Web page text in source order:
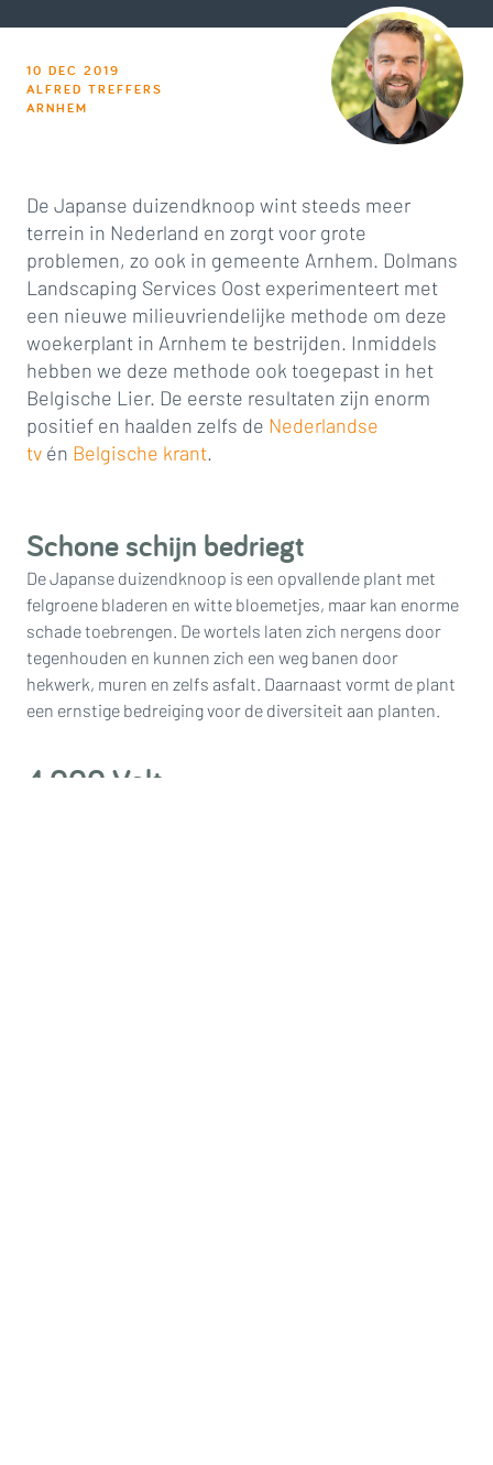
10 DEC 2019
ALFRED TREFFERS
ARNHEM
De Japanse duizendknoop wint steeds meer
terrein in Nederland en zorgt voor grote
problemen, zo ook in gemeente Arnhem. Dolmans
Landscaping Services Oost experimenteert met
een nieuwe milieuvriendelijke methode om deze
woekerplant in Arnhem te bestrijden. Inmiddels
hebben we deze methode ook toegepast in het
Belgische Lier. De eerste resultaten zijn enorm
positief en haalden zelfs de Nederlandse
tv én Belgische krant.
Schone schijn bedriegt
De Japanse duizendknoop is een opvallende plant met
felgroene bladeren en witte bloemetjes, maar kan enorme
schade toebrengen. De wortels laten zich nergens door
tegenhouden en kunnen zich een weg banen door
hekwerk, muren en zelfs asfalt. Daarnaast vormt de plant
een ernstige bedreiging voor de diversiteit aan planten.
4.000 Volt